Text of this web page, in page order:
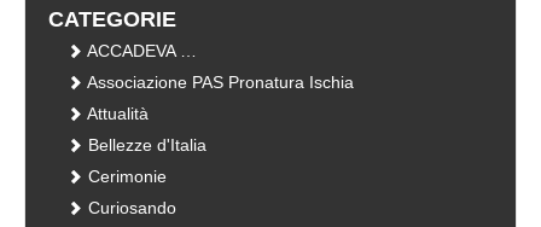
CATEGORIE
ACCADEVA …
Associazione PAS Pronatura Ischia
Attualità
Bellezze d'Italia
Cerimonie
Curiosando